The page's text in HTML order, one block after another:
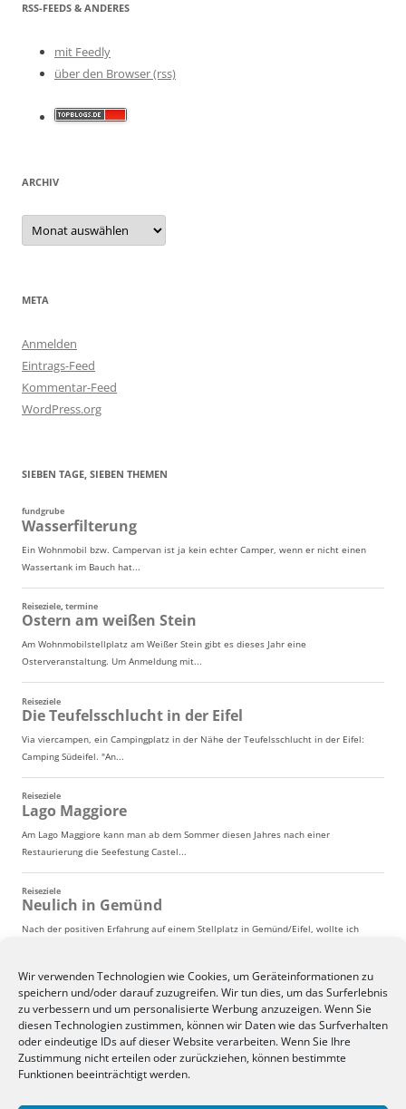
Wir verwenden Technologien wie Cookies, um Geräteinformationen zu
speichern und/oder darauf zuzugreifen. Wir tun dies, um das Surferlebnis
zu verbessern und um personalisierte Werbung anzuzeigen. Wenn Sie
diesen Technologien zustimmen, können wir Daten wie das Surfverhalten
oder eindeutige IDs auf dieser Website verarbeiten. Wenn Sie Ihre
Zustimmung nicht erteilen oder zurückziehen, können bestimmte
Funktionen beeinträchtigt werden.
RSS-FEEDS & ANDERES
mit Feedly
über den Browser (rss)
ARCHIV
Archiv
META
Anmelden
Eintrags-Feed
Kommentar-Feed
WordPress.org
SIEBEN TAGE, SIEBEN THEMEN